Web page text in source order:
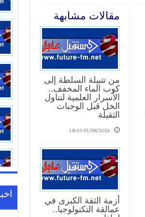
مقالات مشابهة
من تتبيلة السلطة إلى
كوب الماء المخفف..
الأسرار العلمية لتناول
الخل قبل الوجبات
الثقيلة
05/08/2026 18:03
أزمة الثقة الكبرى في
عمالقة التكنولوجيا..